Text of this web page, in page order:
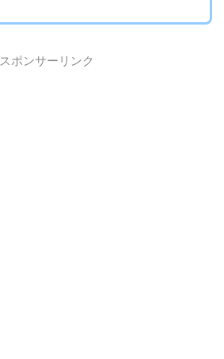
スポンサーリンク